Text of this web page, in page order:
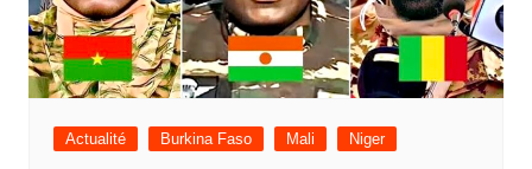
Actualité Burkina Faso Mali Niger